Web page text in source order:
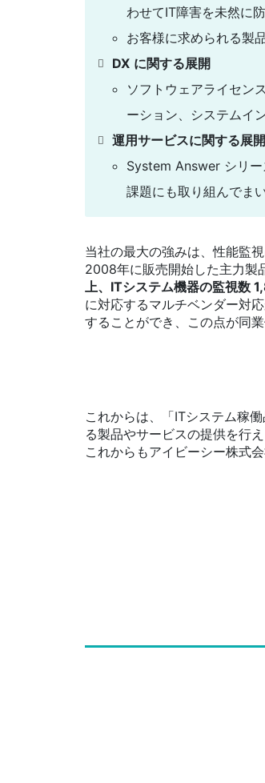
わせてIT障害を未然に防
お客様に求められる製
DX に関する展開
ソフトウェアライセン
ーション、システムイ
運用サービスに関する展開
System Answer シリー
課題にも取り組んでま
当社の最大の強みは、性能監
2008年に販売開始した主力製
上、ITシステム機器の監視数
に対応するマルチベンダー対
することができ、この点が同
これからは、「ITシステム稼
る製品やサービスの提供を行
これからもアイビーシー株式